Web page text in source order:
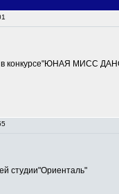
в конкурсе"ЮНАЯ МИСС
студии"Ориенталь"